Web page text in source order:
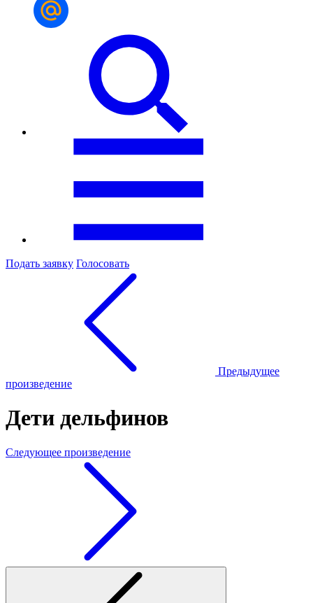
Подать заявку Голосовать
Предыдущее
произведение
Дети дельфинов
Следующее произведение